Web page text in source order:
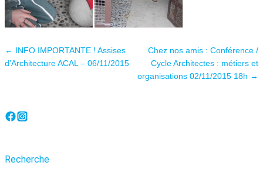
Navigation des articles
← INFO IMPORTANTE ! Assises
d’Architecture ACAL – 06/11/2015
Chez nos amis : Conférence /
Cycle Architectes : métiers et
organisations 02/11/2015 18h →
Recherche